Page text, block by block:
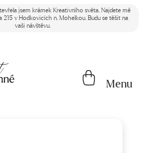
jsem krámek Kreativního světa. Najdete mě
215 v Hodkovicích n. Mohelkou. Budu se těšit na
vaši návštěvu.
Menu